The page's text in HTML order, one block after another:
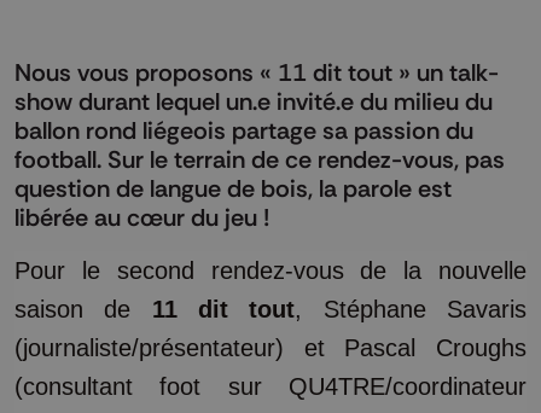
Nous vous proposons « 11 dit tout » un talk-
show durant lequel un.e invité.e du milieu du
ballon rond liégeois partage sa passion du
football. Sur le terrain de ce rendez-vous, pas
question de langue de bois, la parole est
libérée au cœur du jeu !
Pour le second rendez-vous de la nouvelle
saison de 11 dit tout, Stéphane Savaris
(journaliste/présentateur) et Pascal Croughs
(consultant foot sur QU4TRE/coordinateur